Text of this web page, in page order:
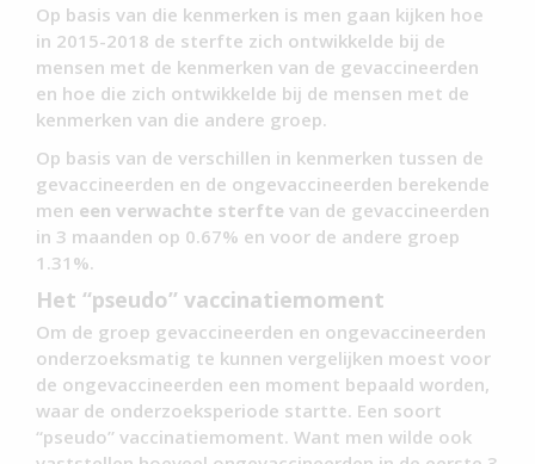
Op basis van die kenmerken is men gaan kijken hoe
in 2015-2018 de sterfte zich ontwikkelde bij de
mensen met de kenmerken van de gevaccineerden
en hoe die zich ontwikkelde bij de mensen met de
kenmerken van die andere groep.
Op basis van de verschillen in kenmerken tussen de
gevaccineerden en de ongevaccineerden berekende
men een verwachte sterfte van de gevaccineerden
in 3 maanden op 0.67% en voor de andere groep
1.31%.
Het “pseudo” vaccinatiemoment
Om de groep gevaccineerden en ongevaccineerden
onderzoeksmatig te kunnen vergelijken moest voor
de ongevaccineerden een moment bepaald worden,
waar de onderzoeksperiode startte. Een soort
“pseudo” vaccinatiemoment. Want men wilde ook